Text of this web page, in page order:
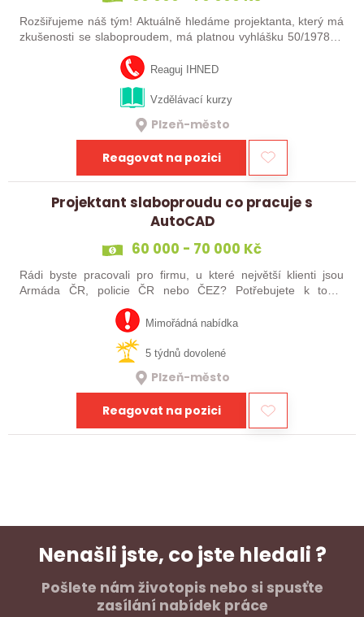
Rozšiřujeme náš tým! Aktuálně hledáme projektanta, který má
zkušenosti se slaboproudem, má platnou vyhlášku 50/1978Sb
nabízíme pravidelné…
Reaguj IHNED
Vzdělávací kurzy
Plzeň-město
Reagovat na pozici
Projektant slaboproudu co pracuje s
AutoCAD
60 000 - 70 000 Kč
Rádi byste pracovali pro firmu, u které největší klienti jsou
Armáda ČR, policie ČR nebo ČEZ? Potřebujete k tomu
zkušenosti se slaboproudem, umět pracovat v AutoCADu a
vlastnit vyhlášku ČÚBP č. 50…Mimořádná nabídka
5 týdnů dovolené
Plzeň-město
Reagovat na pozici
Nenašli jste, co jste hledali ?
Pošlete nám životopis nebo si spusťte
zasílání nabídek práce